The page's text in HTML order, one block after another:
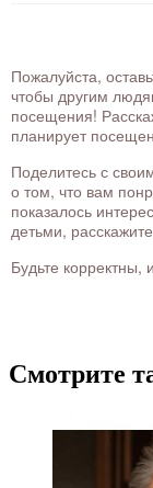
Пожалуйста,
чтобы другим
посещения!
планирует
Поделитесь с
о том, что вам
показалось
детьми,
Будьте
Смотрите